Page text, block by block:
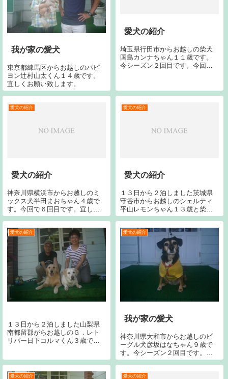
我が家の愛犬
東京都練馬区からお越しのパピ
ヨン辻村山太くん１４歳です。
宜しくお願い致します。
愛犬の紹介
埼玉県行田市からお越しの柴犬
国島カンナちゃん１１歳です。
今シーズン２回目です。今回で
愛犬の紹介
愛犬の紹介
神奈川県横浜市からお越しのミ
ックス犬半田まおちゃん４歳で
す。今回で６回目です。宜しく
お願いします。
愛犬の紹介
愛犬の紹介
１３日から２泊しました茨城県
守谷市からお越しのシェルティ
平山レモンちゃん１３歳と柴犬
平山すももちゃん１１歳です。
いします。手前ラブはジャンヌ
愛犬の紹介
１３日から２泊しました山梨県
南都留郡がらお越しのＧ．レト
リバー日下コルマくん３歳で
願いします。右のラブはジャン
ヌです。
愛犬の紹介
我が家の愛犬
神奈川県大和市からお越しのビ
ーグル犬彦坂はなちゃん９歳で
す。今シーズン２回目です。今
回で２回目です。宜しくお願い
愛犬の紹介 愛犬の紹介